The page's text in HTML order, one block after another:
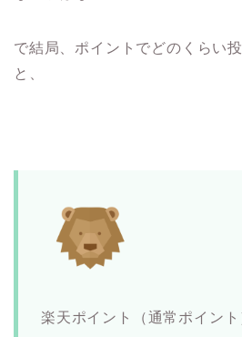
で結局、ポイントでどのくらい
と、
楽天ポイント（通常ポイント